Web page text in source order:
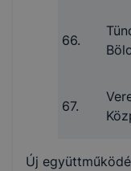
66.
67.
Új